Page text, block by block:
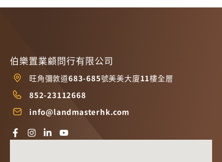
伯樂置業顧問行有限公司
旺角彌敦道683-685號美美大廈11樓全層
852-23112668
info@landmasterhk.com